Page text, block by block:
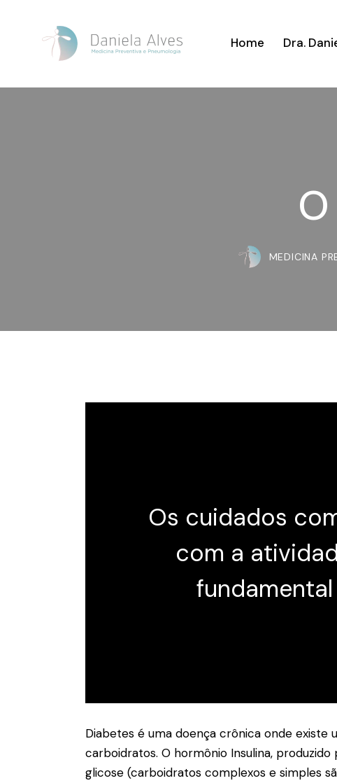
Home Dra.
MEDICINA
Os cuidados
com a
Diabetes é uma doença crônica onde existe
carboidratos. O hormônio Insulina,
glicose (carboidratos complexos e simples